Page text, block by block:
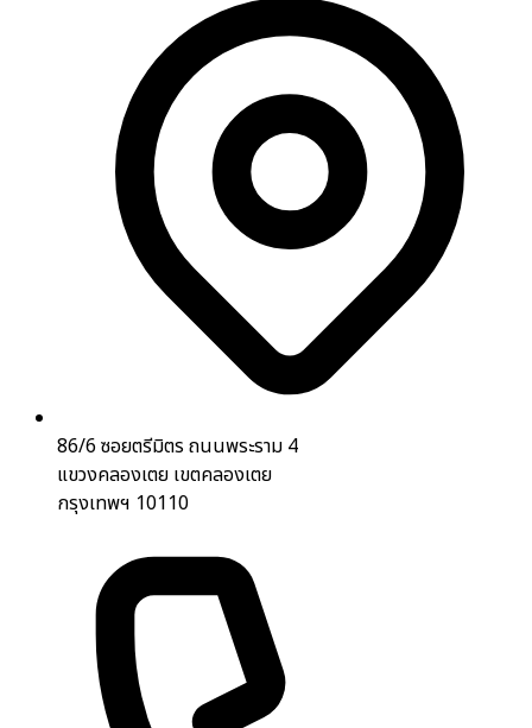
86/6 ซอยตรีมิตร ถนนพระราม 4
แขวงคลองเตย เขตคลองเตย
กรุงเทพฯ 10110